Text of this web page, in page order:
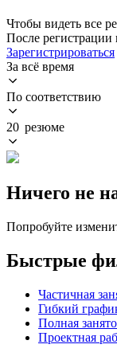
Чтобы видеть все
После
Зарегистрироваться
За всё время
По соответствию
20 резюме
Ничего не
Попробуйте
Быстрые
Частичная
Гибкий
Полная
Проектная